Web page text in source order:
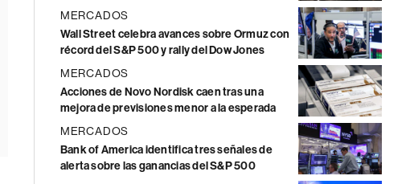
MERCADOS
Wall Street celebra avances sobre Ormuz con
récord del S&P 500 y rally del Dow Jones
MERCADOS
Acciones de Novo Nordisk caen tras una
mejora de previsiones menor a la esperada
MERCADOS
Bank of America identifica tres señales de
alerta sobre las ganancias del S&P 500